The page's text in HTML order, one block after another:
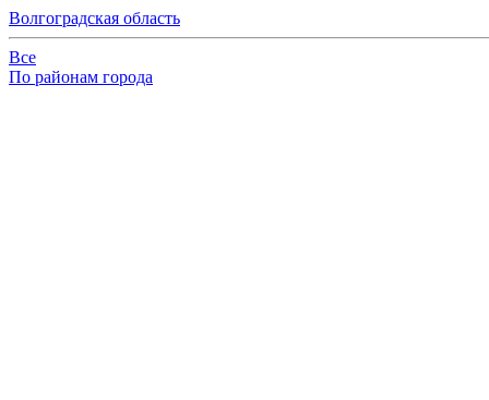
Волгоградская область
Все
По районам города